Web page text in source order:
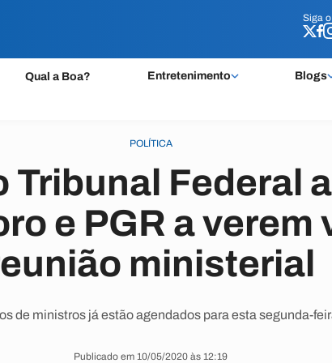
Siga o
Qual a Boa? Entretenimento Blogs
Siga o
POLÍTICA
Tribunal Federal
e PGR a verem
ministerial
de ministros já estão agendados para esta segunda-
Publicado em 10/05/2020 às 12:19